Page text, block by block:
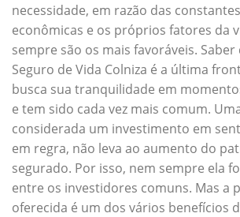
necessidade, em razão das
econômicas e os próprios fatores da
sempre são os mais favoráveis.
Seguro de Vida Colniza é a última
busca sua tranquilidade em
e tem sido cada vez mais comum.
considerada um investimento em
em regra, não leva ao aumento do
segurado. Por isso, nem sempre ela
entre os investidores comuns. Mas a
oferecida é um dos vários benefícios